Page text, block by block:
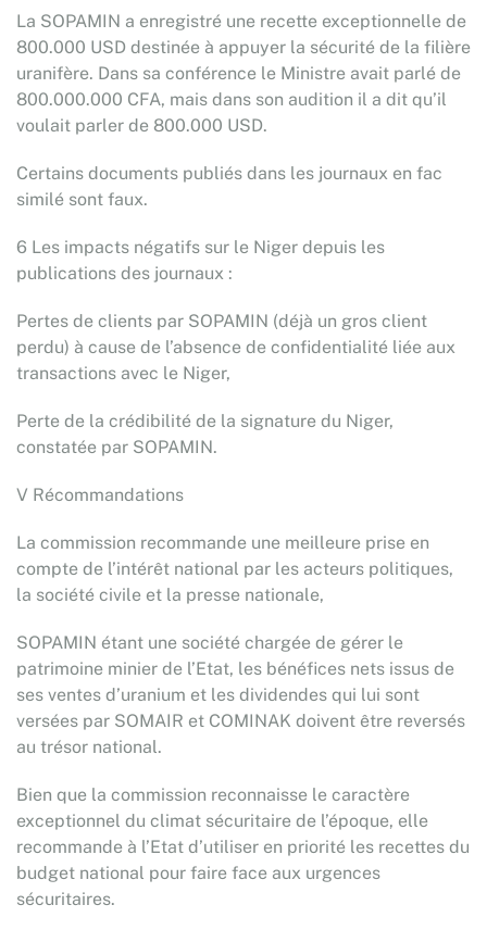
La SOPAMIN a enregistré une recette exceptionnelle de
800.000 USD destinée à appuyer la sécurité de la filière
uranifère. Dans sa conférence le Ministre avait parlé de
800.000.000 CFA, mais dans son audition il a dit qu’il
voulait parler de 800.000 USD.
Certains documents publiés dans les journaux en fac
similé sont faux.
6 Les impacts négatifs sur le Niger depuis les
publications des journaux :
Pertes de clients par SOPAMIN (déjà un gros client
perdu) à cause de l’absence de confidentialité liée aux
transactions avec le Niger,
Perte de la crédibilité de la signature du Niger,
constatée par SOPAMIN.
V Récommandations
La commission recommande une meilleure prise en
compte de l’intérêt national par les acteurs politiques,
la société civile et la presse nationale,
SOPAMIN étant une société chargée de gérer le
patrimoine minier de l’Etat, les bénéfices nets issus de
ses ventes d’uranium et les dividendes qui lui sont
versées par SOMAIR et COMINAK doivent être reversés
au trésor national.
Bien que la commission reconnaisse le caractère
exceptionnel du climat sécuritaire de l’époque, elle
recommande à l’Etat d’utiliser en priorité les recettes du
budget national pour faire face aux urgences
sécuritaires.